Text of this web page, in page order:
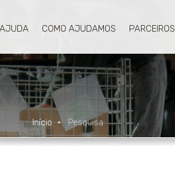
COMO AJUDAMOS PARCEIROS
Início Pesquisa